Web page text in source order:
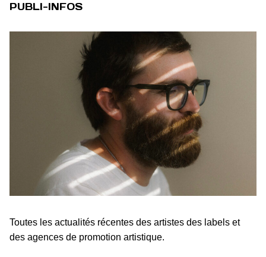
PUBLI-INFOS
Toutes les actualités récentes des artistes des labels et
des agences de promotion artistique.